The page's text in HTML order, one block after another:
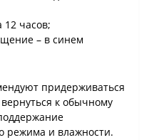
12 часов;
– в синем
придерживаться
к обычному
режима и влажности.